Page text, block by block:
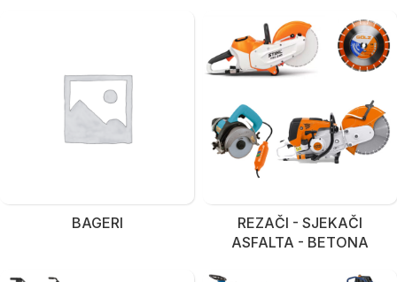
BAGERI
REZAČI - SJEKAČI
ASFALTA - BETONA